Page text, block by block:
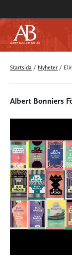
Startsida / Nyheter /
Albert Bonniers